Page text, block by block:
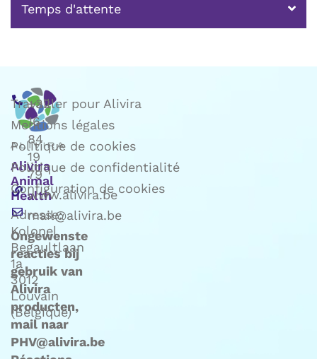
Temps d'attente
Alivira
Animal
Health
Adresse:
Kolonel
Begaultlaan
1a
3012
Louvain
(Belgique)
+32
16
84
19
79
www.alivira.be
mail@alivira.be
Ongewenste
reacties bij
gebruik van
Alivira
producten,
mail naar
PHV@alivira.be
Travailler pour Alivira
Mentions légales
Politique de cookies
Politique de confidentialité
Configuration de cookies